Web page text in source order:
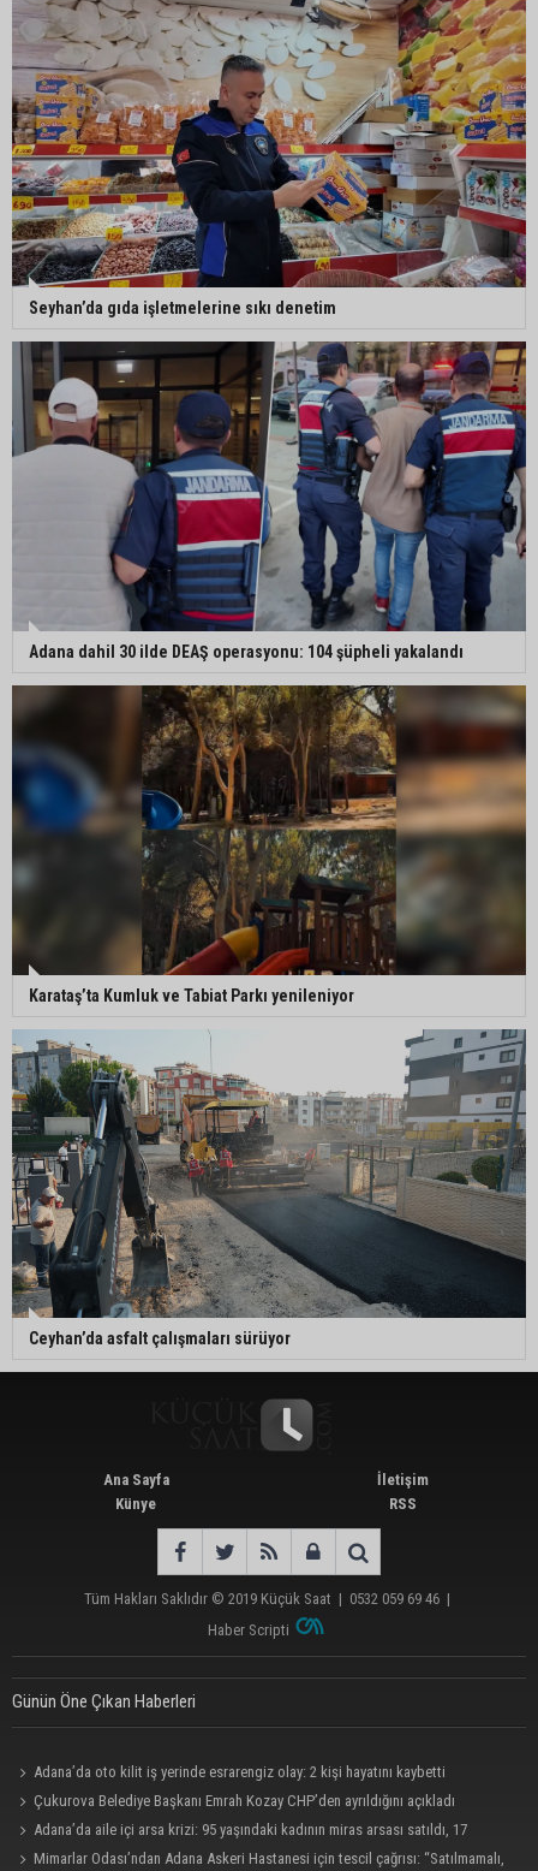
Ceyhan’da Necdet Sevinç Parkı’nda bakım
çalışması
Orhan Bayram’dan AK Parti’ye Yüreğir çıkışı:
“Bizim belediye meclis üyelerimize ne yaptınız?
Siz önce onu anlatın”
Seyhan’da gıda işletmelerine sıkı denetim
Adana dahil 30 ilde DEAŞ operasyonu: 104 şüpheli yakalandı
Karataş’ta Kumluk ve Tabiat Parkı yenileniyor
Ceyhan’da asfalt çalışmaları sürüyor
Ana Sayfa
Künye
İletişim
RSS
Tüm Hakları Saklıdır © 2019 Küçük Saat | 0532 059 69 46 |
Haber Scripti
Günün Öne Çıkan Haberleri
Adana’da oto kilit iş yerinde esrarengiz olay: 2 kişi hayatını kaybetti
Çukurova Belediye Başkanı Emrah Kozay CHP’den ayrıldığını açıkladı
Adana’da aile içi arsa krizi: 95 yaşındaki kadının miras arsası satıldı, 17
milyonun 13 milyonu harcandı
Mimarlar Odası’ndan Adana Askeri Hastanesi için tescil çağrısı: “Satılmamalı,